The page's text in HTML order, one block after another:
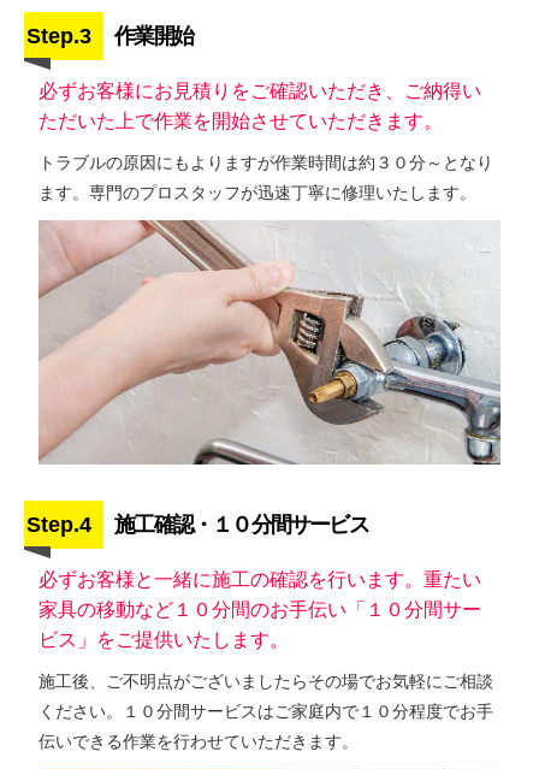
Step.3 作業開始
必ずお客様にお見積りをご確認いただき、ご納得い
ただいた上で作業を開始させていただきます。
トラブルの原因にもよりますが作業時間は約３０分～となり
ます。専門のプロスタッフが迅速丁寧に修理いたします。
Step.4 施工確認・１０分間サービス
必ずお客様と一緒に施工の確認を行います。重たい
家具の移動など１０分間のお手伝い「１０分間サー
ビス」をご提供いたします。
施工後、ご不明点がございましたらその場でお気軽にご相談
ください。１０分間サービスはご家庭内で１０分程度でお手
伝いできる作業を行わせていただきます。